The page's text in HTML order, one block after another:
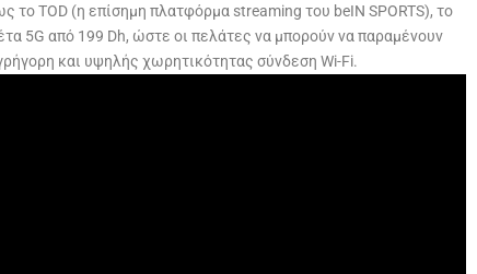
TOD (η επίσημη πλατφόρμα streaming του beIN SPORTS), το
5G από 199 Dh, ώστε οι πελάτες να μπορούν να παραμένουν
και υψηλής χωρητικότητας σύνδεση Wi-Fi.